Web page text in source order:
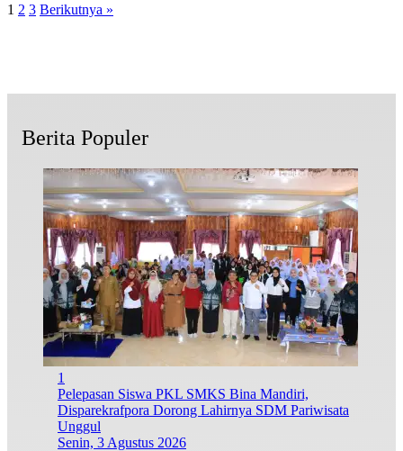
1 2 3 Berikutnya »
Berita Populer
1
Pelepasan Siswa PKL SMKS Bina Mandiri,
Disparekrafpora Dorong Lahirnya SDM Pariwisata
Unggul
Senin, 3 Agustus 2026